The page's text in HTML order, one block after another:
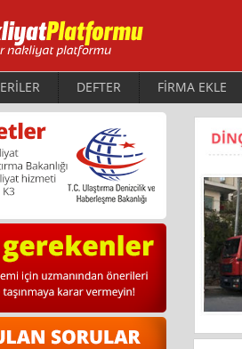
DEFTER FİRMA EKLE